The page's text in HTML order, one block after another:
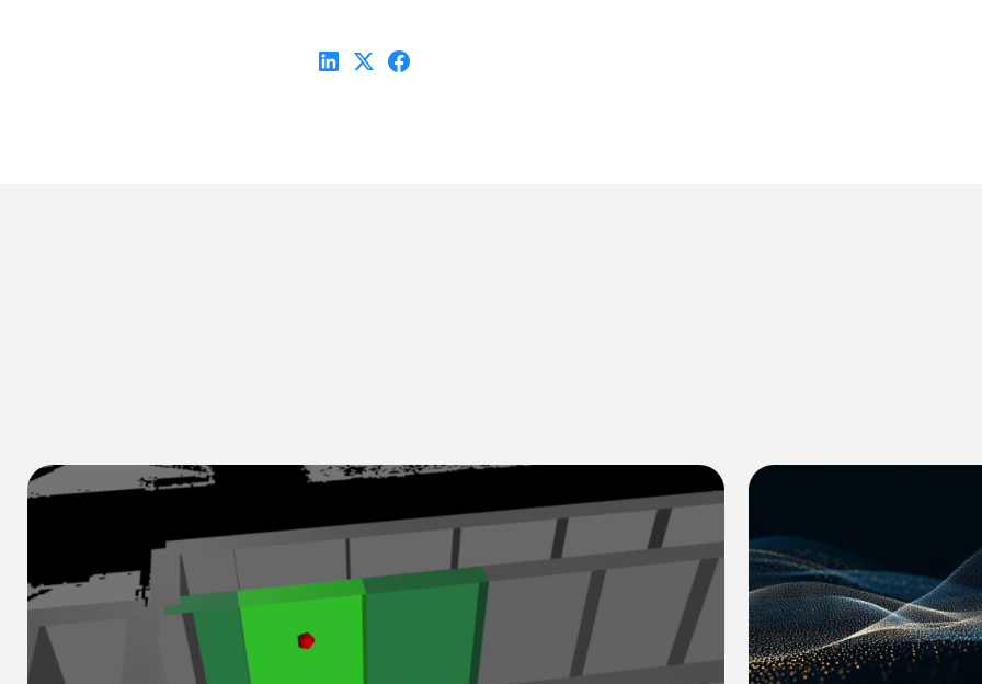
ロボットがRFIDの真の可能性を引き出す方法
スキャナー
在庫管理 5 ways physical AI is
スキャナー
フロアケア